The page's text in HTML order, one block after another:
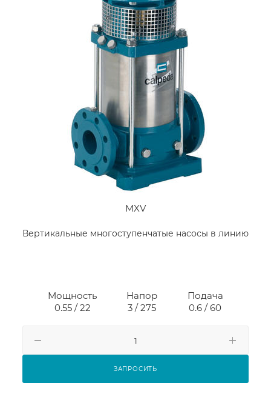
MXV
Вертикальные многоступенчатые насосы в линию
Мощность
0.55 / 22
Напор
3 / 275
Подача
0.6 / 60
ЗАПРОСИТЬ